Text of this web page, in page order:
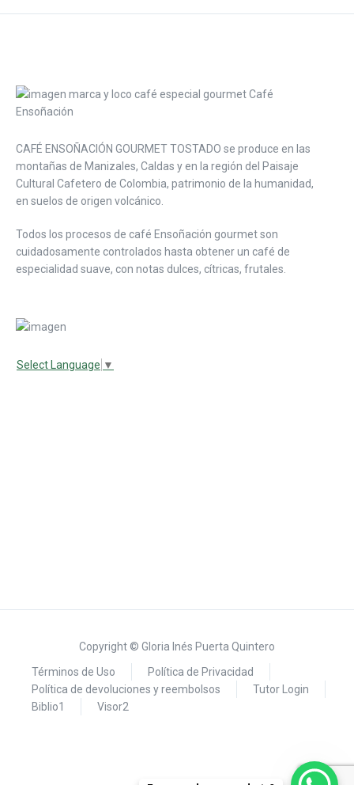
CAFÉ ENSOÑACIÓN GOURMET TOSTADO se produce en las
montañas de Manizales, Caldas y en la región del Paisaje
Cultural Cafetero de Colombia, patrimonio de la humanidad,
en suelos de origen volcánico.
Todos los procesos de café Ensoñación gourmet son
cuidadosamente controlados hasta obtener un café de
especialidad suave, con notas dulces, cítricas, frutales.
Select Language ▼
Copyright © Gloria Inés Puerta Quintero
Términos de Uso
Política de Privacidad
Política de devoluciones y reembolsos
Tutor Login
Biblio1
Visor2